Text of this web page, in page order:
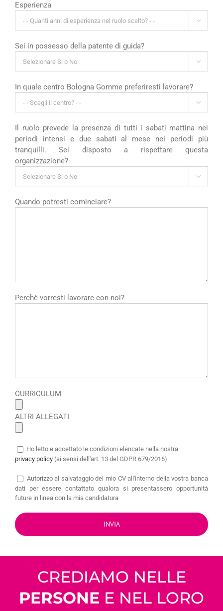
Esperienza

Sei in possesso della patente di guida?

In quale centro Bologna Gomme preferiresti lavorare?

Il ruolo prevede la presenza di tutti i sabati mattina nei
periodi intensi e due sabati al mese nei periodi più
tranquilli. Sei disposto a rispettare questa
organizzazione?

Quando potresti cominciare?
Perchè vorresti lavorare con noi?
CURRICULUM
ALTRI ALLEGATI
Ho letto e accettato le condizioni elencate nella nostra
privacy policy (ai sensi dell'art. 13 del GDPR 679/2016)
Autorizzo al salvataggio del mio CV all'interno della vostra banca
dati per essere contattato qualora si presentassero opportunità
future in linea con la mia candidatura
CREDIAMO NELLE
PERSONE E NEL LORO